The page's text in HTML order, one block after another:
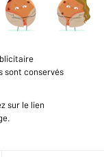
d'honoraires